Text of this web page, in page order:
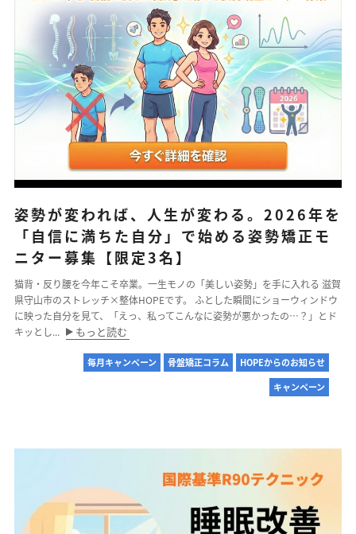
姿勢が変われば、人生が変わる。2026年を
「自信に満ちた自分」で始める姿勢矯正モ
ニター募集【限定3名】
猫背・反り腰を今年こそ卒業。一生モノの「美しい姿勢」を手に入れる 滋賀
県守山市のストレッチ×整体HOPEです。 ふとした瞬間にショーウィンドウ
に映った自分を見て、「えっ、私ってこんなに姿勢が悪かったの…？」とド
キッとし...
もっと読む
毎月キャンペーン 骨盤矯正コラム
HOPEからのお知らせ
キャンペーン